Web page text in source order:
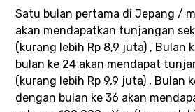
Satu bulan pertama di Jepang /
akan mendapatkan tunjangan
(kurang lebih Rp 8,9 juta) , Bulan
bulan ke 24 akan mendapat
(kurang lebih Rp 9,9 juta) , Bulan
dengan bulan ke 36 akan